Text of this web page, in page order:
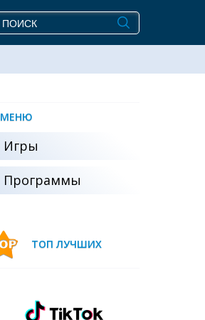
МЕНЮ
Игры
Программы
ТОП ЛУЧШИХ